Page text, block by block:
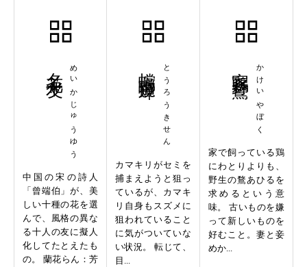
めいかじゅうゆう
中国の宋の詩人
「曾端伯」が、美
しい十種の花を選
んで、風格の異な
る十人の友に擬人
化してたとえたも
の。 蘭花らん：芳
とうろうきせん
カマキリがセミを
捕まえようと狙っ
ているが、カマキ
リ自身もスズメに
狙われていること
に気がついていな
い状況。 転じて、
目...
かけいやぼく
家で飼っている鶏
にわとりよりも、
野生の鶩あひるを
求めるという意
味。 古いものを嫌
って新しいものを
好むこと。妻と妾
めか...